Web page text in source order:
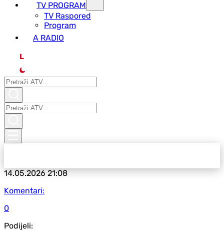
TV PROGRAM
ТV Raspored
Program
A RADIO
L
14.05.202621:08
Komentari:
0
Podijeli: